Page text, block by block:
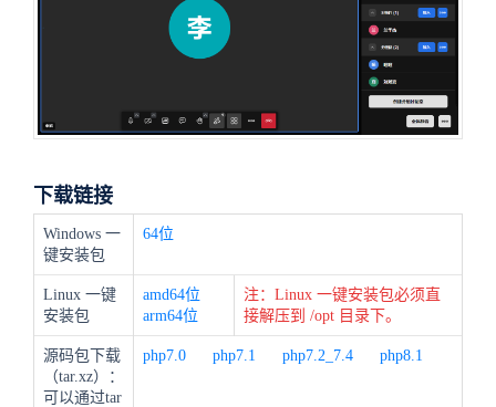
下载链接
Windows 一
键安装包
64位
Linux 一键
安装包
amd64位
arm64位
注：Linux 一键安装包必须直
接解压到 /opt 目录下。
源码包下载
（tar.xz）：
可以通过tar
php7.0 php7.1 php7.2_7.4 php8.1